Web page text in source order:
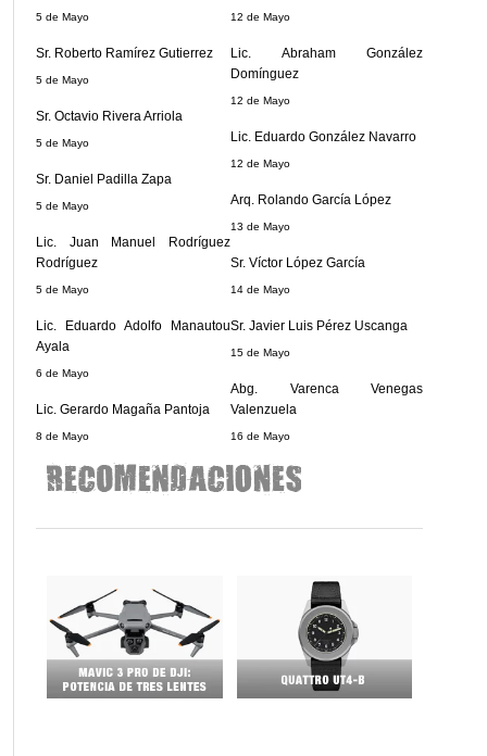
5 de Mayo
Sr. Roberto Ramírez Gutierrez
5 de Mayo
Sr. Octavio Rivera Arriola
5 de Mayo
Sr. Daniel Padilla Zapa
5 de Mayo
Lic. Juan Manuel Rodríguez
Rodríguez
5 de Mayo
Lic. Eduardo Adolfo Manautou
Ayala
6 de Mayo
Lic. Gerardo Magaña Pantoja
8 de Mayo
12 de Mayo
Lic. Abraham González
Domínguez
12 de Mayo
Lic. Eduardo González Navarro
12 de Mayo
Arq. Rolando García López
13 de Mayo
Sr. Víctor López García
14 de Mayo
Sr. Javier Luis Pérez Uscanga
15 de Mayo
Abg. Varenca Venegas
Valenzuela
16 de Mayo